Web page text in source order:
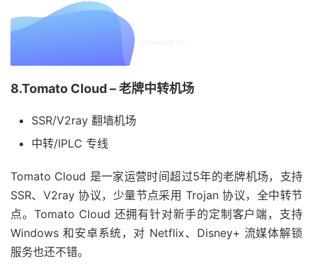
8.Tomato Cloud – 老牌中转机场
SSR/V2ray 翻墙机场
中转/IPLC 专线
Tomato Cloud 是一家运营时间超过5年的老牌机场，支持
SSR、V2ray 协议，少量节点采用 Trojan 协议，全中转节
点。Tomato Cloud 还拥有针对新手的定制客户端，支持
Windows 和安卓系统，对 Netflix、Disney+ 流媒体解锁
服务也还不错。